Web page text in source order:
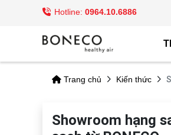
Hotline: 0964.10.6886
Trang chủ Kiến thức
Showroom hạng